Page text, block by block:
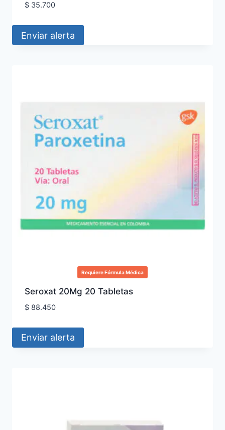
$35.700
Enviar alerta
Requiere Fórmula Médica
Seroxat 20Mg 20 Tabletas
$88.450
Enviar alerta